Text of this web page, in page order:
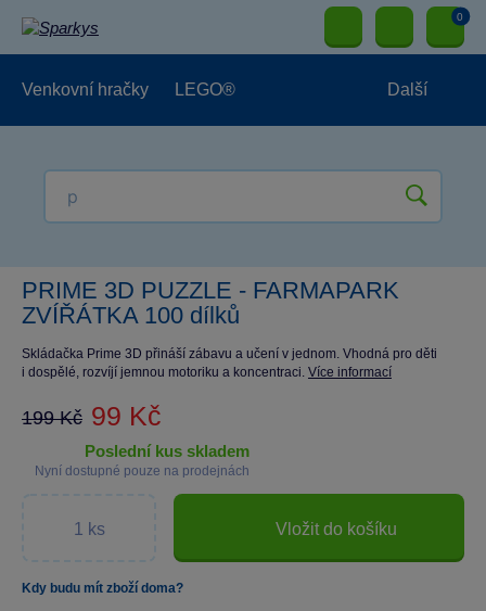
0
Venkovní hračky LEGO® Další
PRIME 3D PUZZLE - FARMAPARK
ZVÍŘÁTKA 100 dílků
Skládačka Prime 3D přináší zábavu a učení v jednom. Vhodná pro děti
i dospělé, rozvíjí jemnou motoriku a koncentraci. Více informací
199 Kč 99 Kč
poslední kus skladem
Nyní dostupné pouze na prodejnách
Vložit do košíku
Kdy budu mít zboží doma?